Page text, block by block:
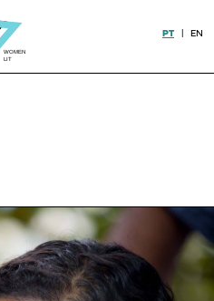
PT | EN